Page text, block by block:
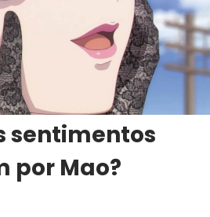
sentimentos
por Mao?